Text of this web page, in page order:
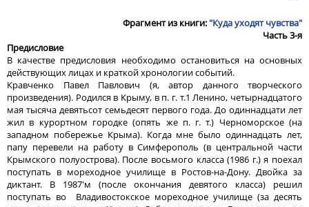
Фрагмент из книги: "Куда уходят чувства"
Часть 3-я
Предисловие
В качестве предисловия необходимо остановиться на основных
действующих лицах и краткой хронологии событий.
Кравченко Павел Павлович (я, автор данного творческого
произведения). Родился в Крыму, в п. г. т.1 Ленино, четырнадцатого
мая тысяча девятьсот семьдесят первого года. До одиннадцати лет
жил в курортном городке (опять же п. г. т.) Черноморское (на
западном побережье Крыма). Когда мне было одиннадцать лет,
папу перевели на работу в Симферополь (в центральной части
Крымского полуострова). После восьмого класса (1986 г.) я поехал
поступать в мореходное училище в Ростов-на-Дону. Двойка за
диктант. В 1987'м (после окончания девятого класса) решил
поступать во Владивостокское мореходное училище (за десять